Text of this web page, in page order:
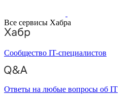
Все сервисы Хабра
Сообщество IT-специалистов
Ответы на любые вопросы об IT